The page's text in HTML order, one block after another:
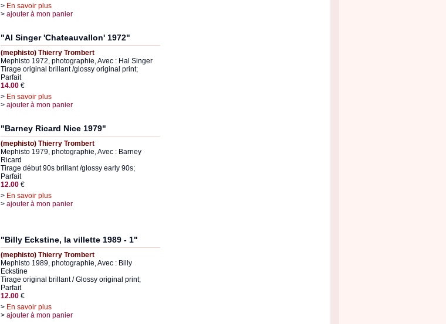
> En savoir plus
> ajouter à mon panier
"Al Singer 'Chateauvallon' 1972"
(mephisto) Thierry Trombert
Mephisto 1972, photographie, Avec : Hal Singer
Tirage original brillant /glossy original print;
Parfait
14.00 €
> En savoir plus
> ajouter à mon panier
"Barney Ricard Nice 1979"
(mephisto) Thierry Trombert
Mephisto 1979, photographie, Avec : Barney
Ricard
Tirage début 90s brillant /glossy early 90s;
Parfait
12.00 €
> En savoir plus
> ajouter à mon panier
"Billy Eckstine, la villette 1989 - 1"
(mephisto) Thierry Trombert
Mephisto 1989, photographie, Avec : Billy
Eckstine
Tirage original brillant / Glossy original print;
Parfait
12.00 €
> En savoir plus
> ajouter à mon panier